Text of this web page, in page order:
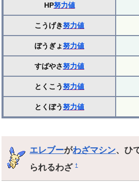
HP努力値
こうげき努力値
ぼうぎょ努力値
すばやさ努力値
とくこう努力値
とくぼう努力値
エレブーがわざマシン、ひ
られるわざ†